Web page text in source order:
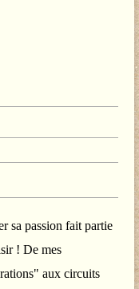
sa passion fait partie
! De mes
aux circuits